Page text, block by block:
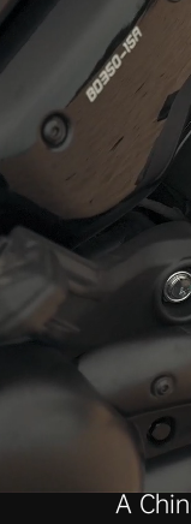
Neo-
A